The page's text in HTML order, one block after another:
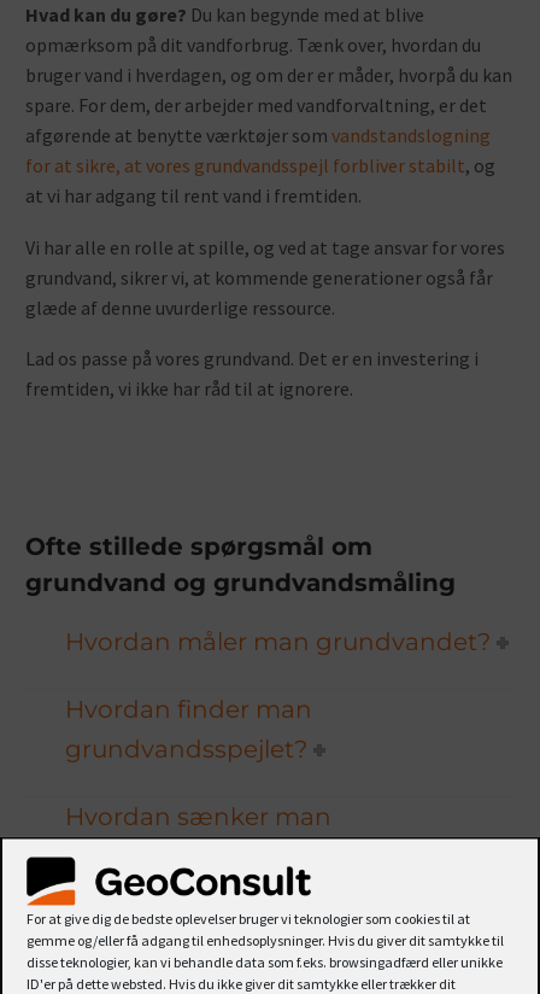
For at give dig de bedste oplevelser bruger vi teknologier som cookies til at
gemme og/eller få adgang til enhedsoplysninger. Hvis du giver dit samtykke til
disse teknologier, kan vi behandle data som f.eks. browsingadfærd eller unikke
ID'er på dette websted. Hvis du ikke giver dit samtykke eller trækker dit
Hvad kan du gøre? Du kan begynde med at blive
opmærksom på dit vandforbrug. Tænk over, hvordan du
bruger vand i hverdagen, og om der er måder, hvorpå du kan
spare. For dem, der arbejder med vandforvaltning, er det
afgørende at benytte værktøjer som vandstandslogning
for at sikre, at vores grundvandsspejl forbliver stabilt, og
at vi har adgang til rent vand i fremtiden.
Vi har alle en rolle at spille, og ved at tage ansvar for vores
grundvand, sikrer vi, at kommende generationer også får
glæde af denne uvurderlige ressource.
Lad os passe på vores grundvand. Det er en investering i
fremtiden, vi ikke har råd til at ignorere.
Ofte stillede spørgsmål om
grundvand og grundvandsmåling
Hvordan måler man grundvandet?
Hvordan finder man
grundvandsspejlet?
Hvordan sænker man
grundvandsspejlet?
Hvad gør man ved opstigende
grundvand?